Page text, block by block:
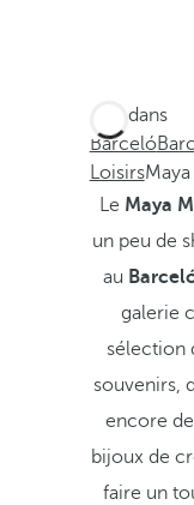
Ces dans
Barceló
Loisirs
Le Maya
un peu de
au
galerie
sélection
souvenirs,
encore
bijoux de
faire un